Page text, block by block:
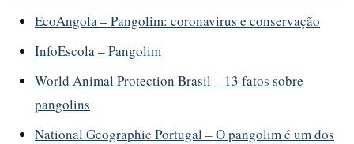
EcoAngola – Pangolim: coronavirus e conservação
InfoEscola – Pangolim
World Animal Protection Brasil – 13 fatos sobre
pangolins
National Geographic Portugal – O pangolim é um dos